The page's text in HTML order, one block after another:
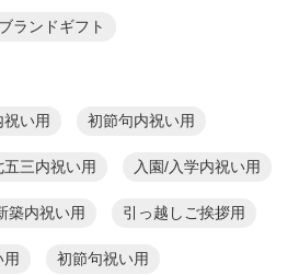
ランドギフト
祝い用 初節句内祝い用
五三内祝い用 入園/入学内祝い用
築内祝い用 引っ越しご挨拶用
用 初節句祝い用